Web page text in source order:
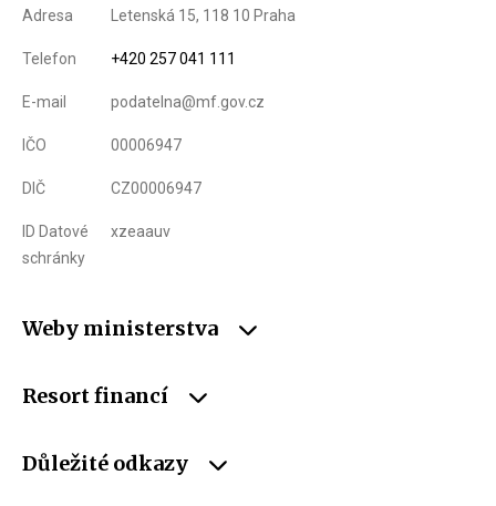
Adresa Letenská 15, 118 10 Praha
Telefon +420 257 041 111
E-mail podatelna@mf.gov.cz
IČO 00006947
DIČ CZ00006947
ID Datové
schránky
xzeaauv
Weby ministerstva
Resort financí
Důležité odkazy